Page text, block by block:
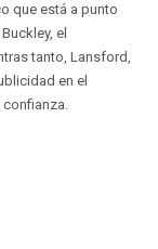
que está a punto
el
tanto, Lansford,
en el
confianza.